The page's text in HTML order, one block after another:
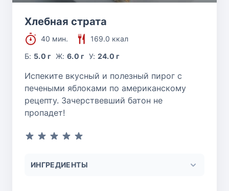
Хлебная страта
40 мин.
169.0 ккал
Б: 5.0 г Ж: 6.0 г У: 24.0 г
Испеките вкусный и полезный пирог с
печеными яблоками по американскому
рецепту. Зачерствевший батон не
пропадет!
ИНГРЕДИЕНТЫ